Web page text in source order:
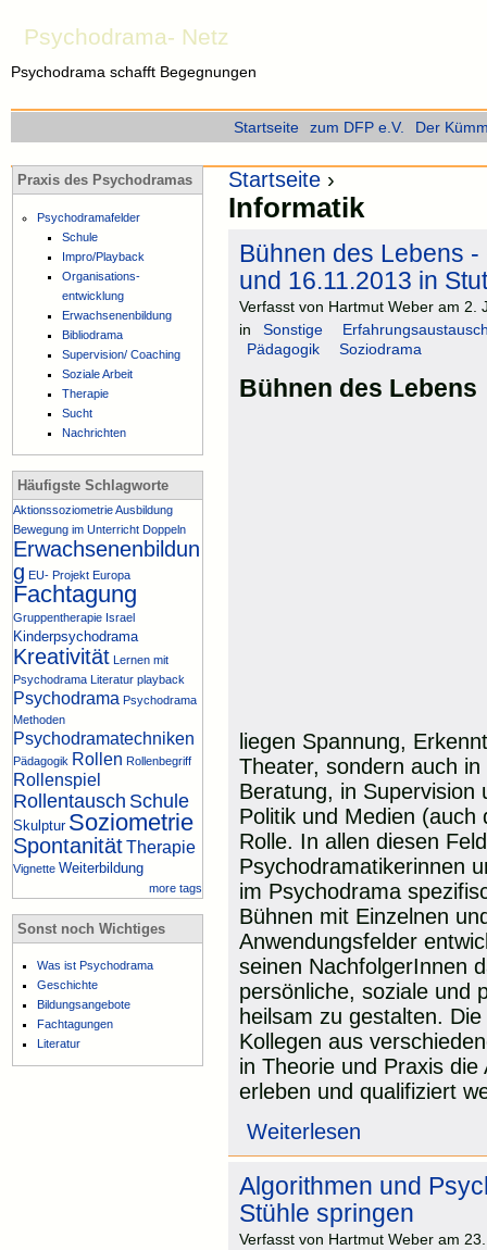
Psychodrama- Netz
Psychodrama schafft Begegnungen
Startseite ›
Informatik
Bühnen des Lebens
und 16.11.2013 in
Verfasst von Hartmut Weber am 2.
in
Sonstige
Pädagogik
Soziodrama
Bühnen des Lebens
liegen Spannung,
Theater, sondern auch
Beratung, in Supervision
Politik und Medien
Rolle. In allen diesen
Psychodramatikerinnen
im Psychodrama
Bühnen mit Einzelnen
Anwendungsfelder
seinen NachfolgerInnen
persönliche, soziale und
heilsam zu gestalten.
Kollegen aus
in Theorie und Praxis
erleben und qualifiziert
Weiterlesen
Algorithmen und
Stühle springen
Verfasst von Hartmut Weber am
Startseite zum DFP e.V. Der
Praxis des Psychodramas
Psychodramafelder
Schule
Impro/Playback
Organisations-
entwicklung
Erwachsenenbildung
Bibliodrama
Supervision/ Coaching
Soziale Arbeit
Therapie
Sucht
Nachrichten
Häufigste Schlagworte
AktionssoziometrieAusbildung
Bewegung im Unterricht Doppeln
Erwachsenenbildun
g EU- Projekt Europa
Fachtagung
Gruppentherapie Israel
Kinderpsychodrama
Kreativität Lernen mit
Psychodrama Literatur playback
Psychodrama Psychodrama
Methoden
Psychodramatechniken
Pädagogik Rollen Rollenbegriff
Rollenspiel
Rollentausch Schule
Skulptur Soziometrie
SpontanitätTherapie
Vignette Weiterbildung
more tags
Sonst noch Wichtiges
Was ist Psychodrama
Geschichte
Bildungsangebote
Fachtagungen
Literatur